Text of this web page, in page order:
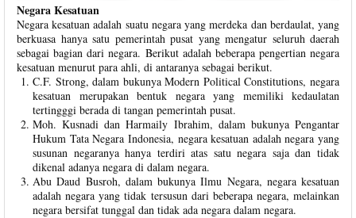
Negara Kesatuan
Negara kesatuan adalah suatu negara yang merdeka dan berdaulat, yang
berkuasa hanya satu pemerintah pusat yang mengatur seluruh daerah
sebagai bagian dari negara. Berikut adalah beberapa pengertian negara
kesatuan menurut para ahli, di antaranya sebagai berikut.
C.F. Strong, dalam bukunya Modern Political Constitutions, negara
kesatuan merupakan bentuk negara yang memiliki kedaulatan
tertingggi berada di tangan pemerintah pusat.
Moh. Kusnadi dan Harmaily Ibrahim, dalam bukunya Pengantar
Hukum Tata Negara Indonesia, negara kesatuan adalah negara yang
susunan negaranya hanya terdiri atas satu negara saja dan tidak
dikenal adanya negara di dalam negara.
Abu Daud Busroh, dalam bukunya Ilmu Negara, negara kesatuan
adalah negara yang tidak tersusun dari beberapa negara, melainkan
negara bersifat tunggal dan tidak ada negara dalam negara.